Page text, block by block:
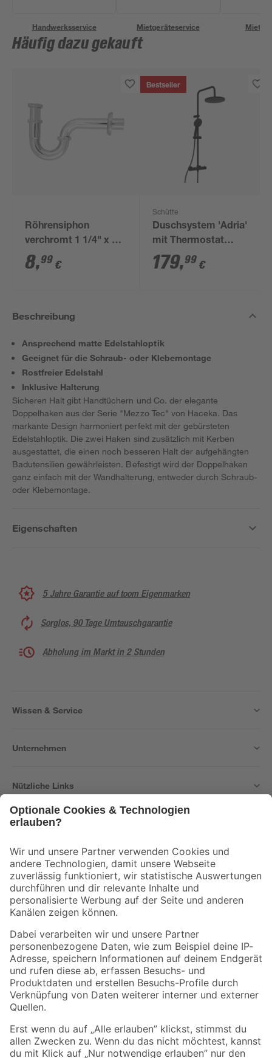
Handwerksservice Mietgeräteservice
Häufig dazu gekauft
Röhrensiphon
verchromt 1 1/4" x 32
mm
8,99 €
Bestseller
Schütte
Duschsystem 'Adria'
mit Thermostat
schwarz rund
179,99 €
Beschreibung
Ansprechend matte Edelstahloptik
Geeignet für die Schraub- oder Klebemontage
Rostfreier Edelstahl
Inklusive Halterung
Sicheren Halt gibt Handtüchern und Co. der elegante
Doppelhaken aus der Serie "Mezzo Tec" von Haceka. Das
markante Design harmoniert perfekt mit der gebürsteten
Edelstahloptik. Die zwei Haken sind zusätzlich mit Kerben
ausgestattet, die einen noch besseren Halt der aufgehängten
Badutensilien gewährleisten. Befestigt wird der Doppelhaken
ganz einfach mit der Wandhalterung, entweder durch Schraub-
oder Klebemontage.
Eigenschaften
5 Jahre Garantie auf toom Eigenmarken
Sorglos, 90 Tage Umtauschgarantie
Abholung im Markt in 2 Stunden
Wissen & Service
Unternehmen
Nützliche Links
Der toom Newsletter: Keine Angebote und Aktionen mehr verpassen!
Zur Newsletter Anmeldung
Folge uns
Zahlungsarten Versandarten
Sicher einkaufen